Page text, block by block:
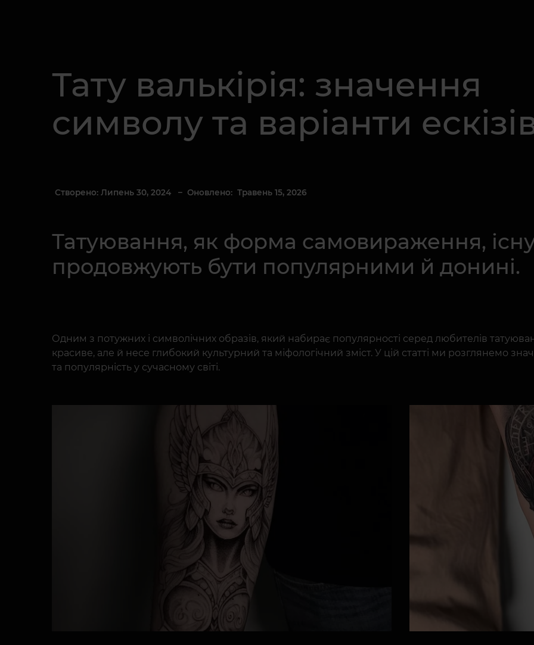
Тату валькірія: значення
символу та варіанти
Створено: Липень 30, 2024 – Оновлено: Травень 15, 2026
Татуювання, як форма самовираження,
продовжують бути популярними й донині.
Одним з потужних і символічних образів, який набирає популярності серед любителів
красиве, але й несе глибокий культурний та міфологічний зміст. У цій статті ми розглянемо
та популярність у сучасному світі.